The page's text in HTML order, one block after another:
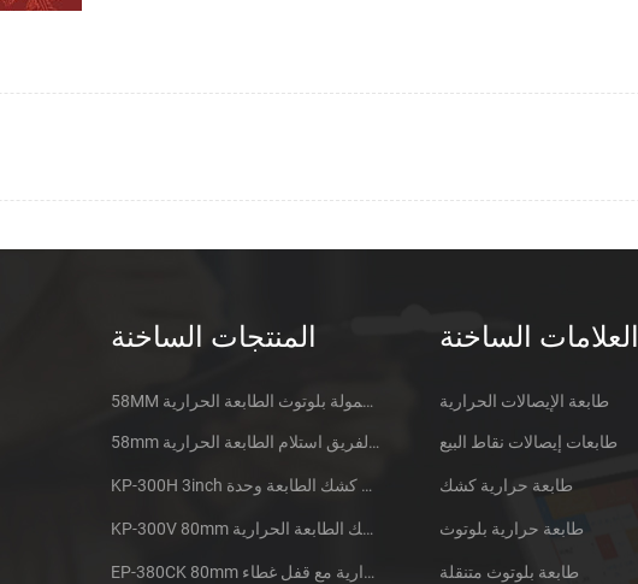
المنتجات الساخنة
58MM المتنقلة المحمولة بلوتوث الطابعة الحرارية PTP-II
58mm الدقيقة الفريق استلام الطابعة الحرارية CSN-A1
KP-300H 3inch الحرارية كشك الطابعة وحدة
KP-300V 80mm عرض عالية السرعة كشك الطابعة الحرارية
EP-380CK 80mm طابعة حرارية مع قفل غطاء
العلامات الساخنة
طابعة الإيصالات الحرارية
طابعات إيصالات نقاط البيع
طابعة حرارية كشك
طابعة حرارية بلوتوث
طابعة بلوتوث متنقلة